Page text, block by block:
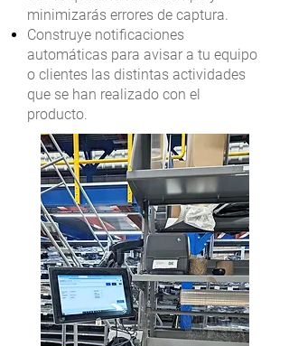
minimizarás errores de captura.
Construye notificaciones
automáticas para avisar a tu equipo
o clientes las distintas actividades
que se han realizado con el
producto.